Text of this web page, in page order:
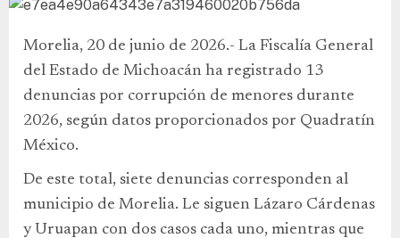
Morelia, 20 de junio de 2026.- La Fiscalía General
del Estado de Michoacán ha registrado 13
denuncias por corrupción de menores durante
2026, según datos proporcionados por Quadratín
México.
De este total, siete denuncias corresponden al
municipio de Morelia. Le siguen Lázaro Cárdenas
y Uruapan con dos casos cada uno, mientras que